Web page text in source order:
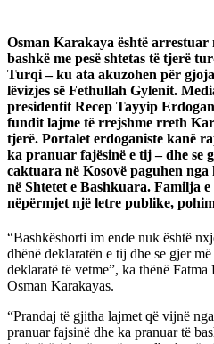
Osman Karakaya është arrestuar
bashkë me pesë shtetas të tjerë
Turqi – ku ata akuzohen për
lëvizjes së Fethullah Gylenit.
presidentit Recep Tayyip
fundit lajme të rrejshme rreth
tjerë. Portalet erdoganiste kanë
ka pranuar fajësinë e tij – dhe se
caktuara në Kosovë paguhen
në Shtetet e Bashkuara. Familja
nëpërmjet një letre publike,
“Bashkëshorti im ende nuk është
dhënë deklaratën e tij dhe se gjer
deklaratë të vetme”, ka thënë
Osman Karakayas.
“Prandaj të gjitha lajmet që vijnë
pranuar fajsinë dhe ka pranuar të